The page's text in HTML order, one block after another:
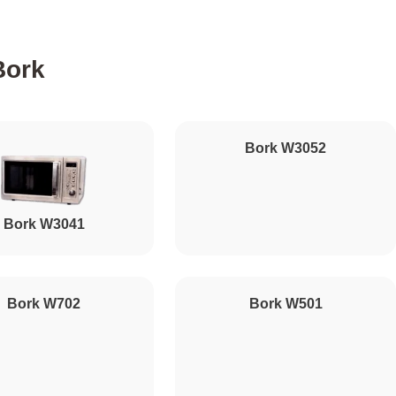
450
500
500
Bork W3041
Bork W3052
Bork W702 Bork W501